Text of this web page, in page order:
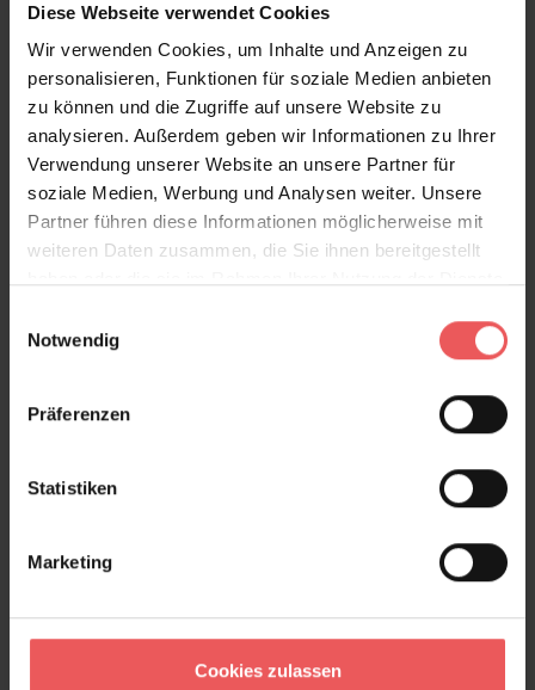
Diese Webseite verwendet Cookies
Wir verwenden Cookies, um Inhalte und Anzeigen zu
personalisieren, Funktionen für soziale Medien anbieten
zu können und die Zugriffe auf unsere Website zu
analysieren. Außerdem geben wir Informationen zu Ihrer
Verwendung unserer Website an unsere Partner für
soziale Medien, Werbung und Analysen weiter. Unsere
Partner führen diese Informationen möglicherweise mit
weiteren Daten zusammen, die Sie ihnen bereitgestellt
Notwendig
Präferenzen
Statistiken
Marketing
Cookies zulassen
FAQ Teilen!
Sie haben Fragen zum Produkt?
Frage stellen